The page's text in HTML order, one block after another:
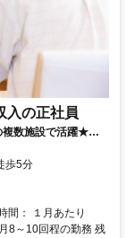
入の正社員
複数施設で活躍★安
駅より徒歩5分
間： １月あたり
8～10回程の勤務 残